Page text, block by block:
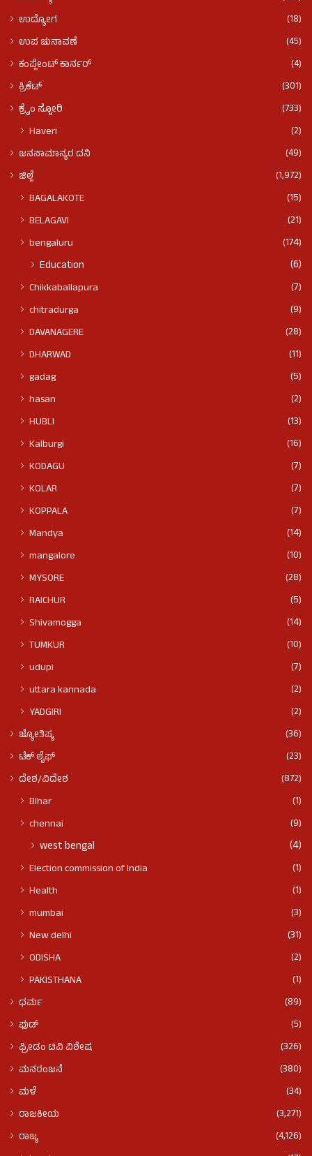
ಉದ್ಯೋಗ
(18)
ಉಪ ಚುನಾವಣೆ
(45)
ಕಂಪ್ಲೇಂಟ್ ಕಾರ್ನರ್
(4)
ಕ್ರಿಕೆಟ್
(301)
ಕ್ರೈಂ ಸ್ಟೋರಿ
(733)
Haveri (2)
ಜನಸಾಮಾನ್ಯರ ದನಿ
(49)
ಜಿಲ್ಲೆ
(1,972)
BAGALAKOTE
(15)
BELAGAVI
(21)
bengaluru
(174)
Education (6)
Chikkaballapura
(7)
chitradurga
(9)
DAVANAGERE
(28)
DHARWAD
(11)
gadag
(5)
hasan
(2)
HUBLI
(13)
Kalburgi
(16)
KODAGU
(7)
KOLAR
(7)
KOPPALA
(7)
Mandya
(14)
mangalore
(10)
MYSORE
(28)
RAICHUR
(5)
Shivamogga
(14)
TUMKUR
(10)
udupi
(7)
uttara kannada
(2)
YADGIRI
(2)
ಜ್ಯೋತಿಷ್ಯ
(36)
ಟೆಕ್ ಲೈಫ್
(23)
ದೇಶ/ವಿದೇಶ
(872)
BIhar
(1)
chennai
(9)
west bengal (4)
Election commission of India
(1)
Health
(1)
mumbai
(3)
New delhi
(31)
ODISHA
(2)
PAKISTHANA
(1)
ಧರ್ಮ
(89)
ಫುಡ್​​
(5)
ಫ್ರೀಡಂ ಟಿವಿ ವಿಶೇಷ
(326)
ಮನರಂಜನೆ
(380)
ಮಳೆ
(34)
ರಾಜಕೀಯ
(3,271)
ರಾಜ್ಯ
(4,126)